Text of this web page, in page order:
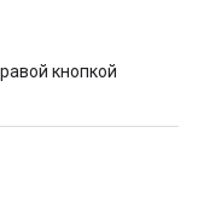
кнопкой